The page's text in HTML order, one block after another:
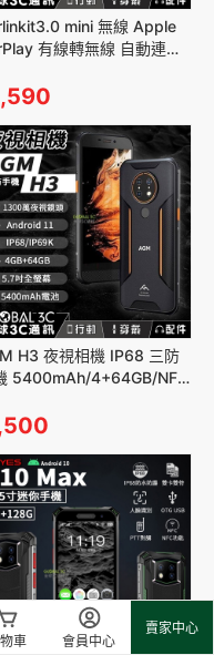
車 會員中心
賣家中心
mini 無線 Apple
有線轉無線 自動連接
H3 夜視相機 IP68 三防
5400mAh/4+64GB/NFC